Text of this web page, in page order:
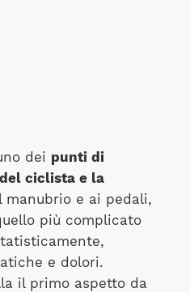
dei punti di
ciclista e la
manubrio e ai pedali,
più complicato
e dolori.
il primo aspetto da